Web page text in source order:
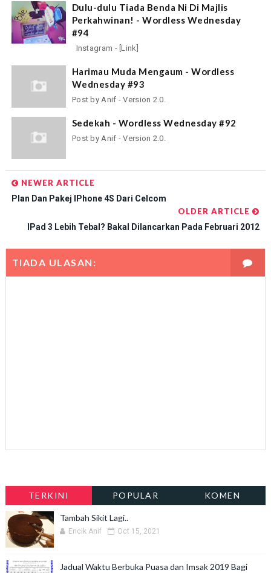
Dulu-dulu Tiada Benda Ni Di Majlis
Perkahwinan! - Wordless Wednesday
#94
Instagram - [Link]
Harimau Muda Mengaum - Wordless
Wednesday #93
Post by Anif - Version 2.0.
Sedekah - Wordless Wednesday #92
Post by Anif - Version 2.0.
NEWER ARTICLE
Plan Dan Pakej IPhone 4S Dari Celcom
OLDER ARTICLE
IPad 3 Lebih Tebal? Bakal Dilancarkan Pada Februari 2012
TIADA ULASAN:
TERKINI POPULAR KOMEN
Tambah Sikit Lagi..
Encik Anif Oct 15, 2021
Jadual Waktu Berbuka Puasa dan Imsak 2019 Bagi